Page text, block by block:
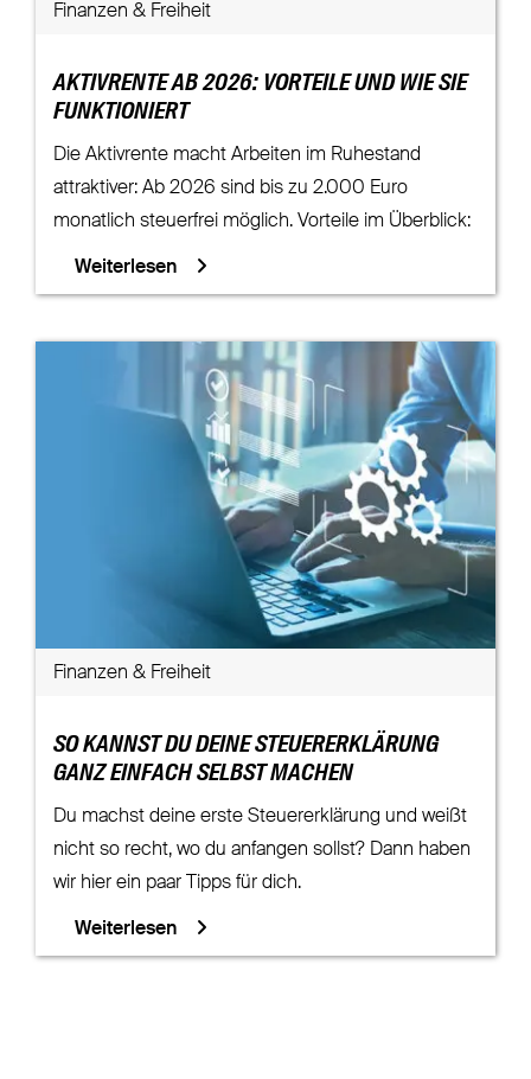
Finanzen & Freiheit
AKTIVRENTE AB 2026: VORTEILE UND WIE SIE
FUNKTIONIERT
Die Aktivrente macht Arbeiten im Ruhestand
attraktiver: Ab 2026 sind bis zu 2.000 Euro
monatlich steuerfrei möglich. Vorteile im Überblick:
Weiterlesen
Finanzen & Freiheit
SO KANNST DU DEINE STEUERERKLÄRUNG
GANZ EINFACH SELBST MACHEN
Du machst deine erste Steuererklärung und weißt
nicht so recht, wo du anfangen sollst? Dann haben
wir hier ein paar Tipps für dich.
Weiterlesen